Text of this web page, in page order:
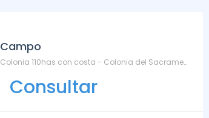
Campo
Colonia 110has con costa - Colonia del Sacramento
Consultar